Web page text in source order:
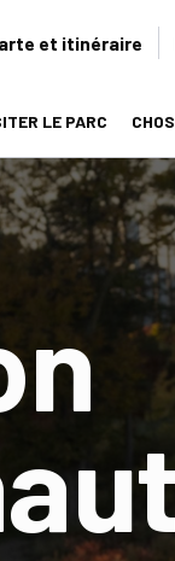
et itinéraire
LE PARC